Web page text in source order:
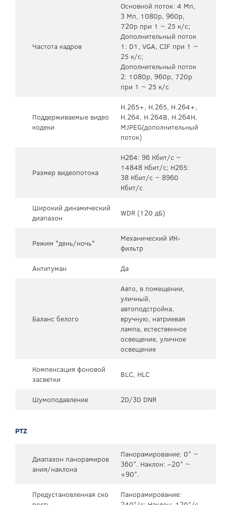
Частота кадров
Основной поток: 4 Mп,
3 Мп, 1080p, 960p,
720p при 1 ~ 25 к/с;
Дополнительный поток
1: D1, VGA, CIF при 1 ~
25 к/с;
Дополнительный поток
2: 1080p, 960p, 720p
при 1 ~ 25 к/с
Поддерживаемые видео
кодеки
H.265+, H.265, H.264+,
H.264, H.264B, H.264H,
MJPEG(дополнительный
поток)
Размер видеопотока
H264: 96 Кбит/с ~
14848 Кбит/с; H265:
38 Кбит/с ~ 8960
Кбит/с
Широкий динамический
диапазон
WDR (120 дБ)
Режим "день/ночь"
Механический ИК-
фильтр
Антитуман
Да
Баланс белого
Авто, в помещении,
уличный,
автоподстройка,
вручную, натриевая
лампа, естественное
освещение, уличное
освещение
Компенсация фоновой
засветки
BLC, HLC
Шумоподавление 2D/3D DNR
PTZ
Диапазон панорамиров
ания/наклона
Панорамирование: 0° ~
360°. Наклон: –20° ~
+90°.
Предустановленная ско
Панорамирование: